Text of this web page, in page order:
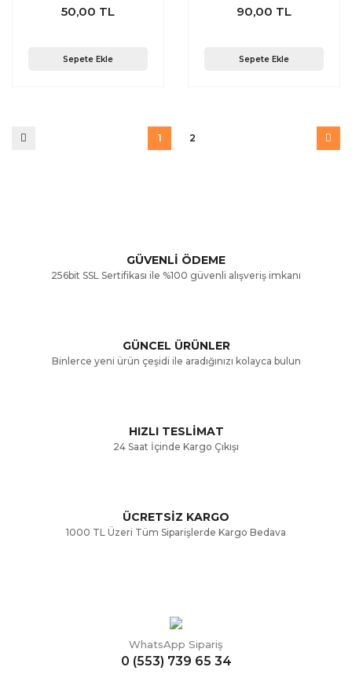
50,00 TL
Sepete Ekle
90,00 TL
Sepete Ekle
1 2
GÜVENLİ ÖDEME
256bit SSL Sertifikası ile %100 güvenli alışveriş imkanı
GÜNCEL ÜRÜNLER
Binlerce yeni ürün çeşidi ile aradığınızı kolayca bulun
HIZLI TESLİMAT
24 Saat İçinde Kargo Çıkışı
ÜCRETSİZ KARGO
1000 TL Üzeri Tüm Siparişlerde Kargo Bedava
WhatsApp Sipariş
0 (553) 739 65 34